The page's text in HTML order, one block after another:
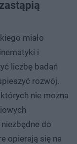
miało
i
liczbę badań
rozwój.
nie można
do
opierają się na